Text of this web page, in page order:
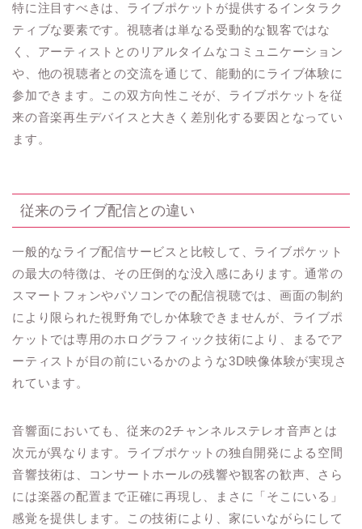
特に注目すべきは、ライブポケットが提供するインタラク
ティブな要素です。視聴者は単なる受動的な観客ではな
く、アーティストとのリアルタイムなコミュニケーション
や、他の視聴者との交流を通じて、能動的にライブ体験に
参加できます。この双方向性こそが、ライブポケットを従
来の音楽再生デバイスと大きく差別化する要因となってい
ます。
従来のライブ配信との違い
一般的なライブ配信サービスと比較して、ライブポケット
の最大の特徴は、その圧倒的な没入感にあります。通常の
スマートフォンやパソコンでの配信視聴では、画面の制約
により限られた視野角でしか体験できませんが、ライブポ
ケットでは専用のホログラフィック技術により、まるでア
ーティストが目の前にいるかのような3D映像体験が実現さ
れています。
音響面においても、従来の2チャンネルステレオ音声とは
次元が異なります。ライブポケットの独自開発による空間
音響技術は、コンサートホールの残響や観客の歓声、さら
には楽器の配置まで正確に再現し、まさに「そこにいる」
感覚を提供します。この技術により、家にいながらにして